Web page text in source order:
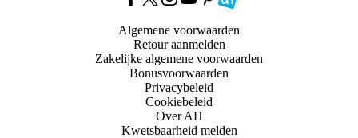
Algemene voorwaarden
Retour aanmelden
Zakelijke algemene voorwaarden
Bonusvoorwaarden
Privacybeleid
Cookiebeleid
Over AH
Kwetsbaarheid melden